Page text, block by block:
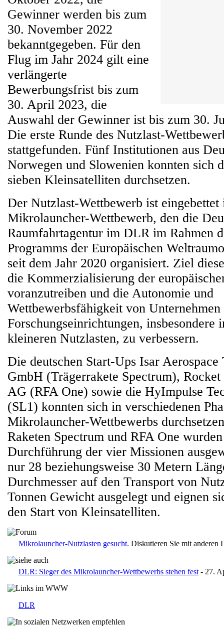
Gewinner werden bis zum
30. November 2022
bekanntgegeben. Für den
Flug im Jahr 2024 gilt eine
verlängerte
Bewerbungsfrist bis zum
30. April 2023, die
Auswahl der Gewinner ist bis zum 30.
Die erste Runde des Nutzlast-
stattgefunden. Fünf Institutionen aus
Norwegen und Slowenien konnten sich
sieben Kleinsatelliten durchsetzen.
Der Nutzlast-Wettbewerb ist eingebettet
Mikrolauncher-Wettbewerb, den die
Raumfahrtagentur im DLR im Rahmen
Programms der Europäischen
seit dem Jahr 2020 organisiert. Ziel
die Kommerzialisierung der
voranzutreiben und die Autonomie und
Wettbewerbsfähigkeit von Unternehmen
Forschungseinrichtungen, insbesondere
kleineren Nutzlasten, zu verbessern.
Die deutschen Start-Ups Isar Aerospace
GmbH (Trägerrakete Spectrum),
AG (RFA One) sowie die HyImpulse
(SL1) konnten sich in verschiedenen
Mikrolauncher-Wettbewerbs
Raketen Spectrum und RFA One
Durchführung der vier Missionen
nur 28 beziehungsweise 30 Metern
Durchmesser auf den Transport von
Tonnen Gewicht ausgelegt und eignen
den Start von Kleinsatelliten.
Mikrolauncher-Nutzlasten gesucht. Diskutieren Sie mit anderen
DLR: Sieger des Mikrolauncher-Wettbewerbs stehen fest - 27.
DLR